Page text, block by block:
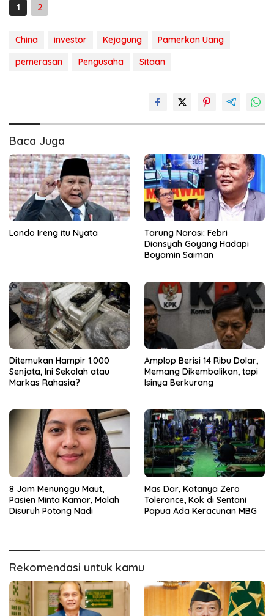
1
2
China investor Kejagung
Pamerkan Uang
pemerasan
Pengusaha Sitaan
Baca Juga
Londo Ireng itu Nyata
Tarung Narasi: Febri
Diansyah Goyang Hadapi
Boyamin Saiman
Ditemukan Hampir 1.000
Senjata, Ini Sekolah atau
Markas Rahasia?
Amplop Berisi 14 Ribu Dolar,
Memang Dikembalikan, tapi
Isinya Berkurang
8 Jam Menunggu Maut,
Pasien Minta Kamar, Malah
Disuruh Potong Nadi
Mas Dar, Katanya Zero
Tolerance, Kok di Sentani
Papua Ada Keracunan MBG
Rekomendasi untuk kamu